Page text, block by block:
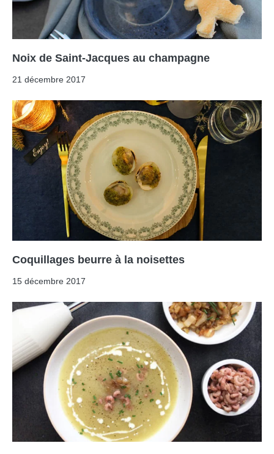
Noix de Saint-Jacques au champagne
21 décembre 2017
Coquillages beurre à la noisettes
15 décembre 2017